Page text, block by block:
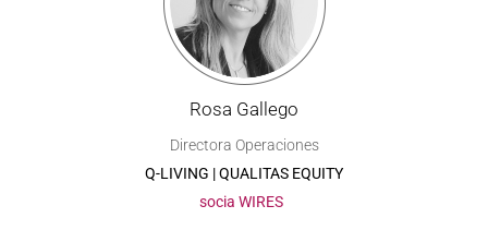
Rosa Gallego
Directora Operaciones
Q-LIVING | QUALITAS EQUITY
socia WIRES